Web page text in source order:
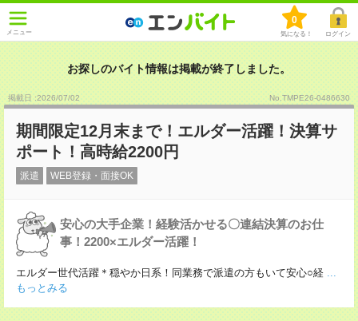
メニュー
0
気になる！ ログイン
お探しのバイト情報は掲載が終了しました。
掲載日 :2026/07/02 No.TMPE26-0486630
期間限定12月末まで！エルダー活躍！決算サ
ポート！高時給2200円
派遣 WEB登録・面接OK
安心の大手企業！経験活かせる〇連結決算のお仕
事！2200×エルダー活躍！
エルダー世代活躍＊穏やか日系！同業務で派遣の方もいて安心○経 ...
もっとみる